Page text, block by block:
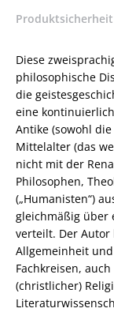
Egil
Wyller
–
ISBN
9783826051630
/
978-
3-
8260-
5163-
0
/
978-
3-
82-
605163-
Produktsicherheit
Diese
philosophische
die
eine
Antike (sowohl
Mittelalter (das
nicht mit der
Philosophen,
(„Humanisten“)
gleichmäßig über
verteilt. Der
Allgemeinheit
Fachkreisen,
(christlicher)